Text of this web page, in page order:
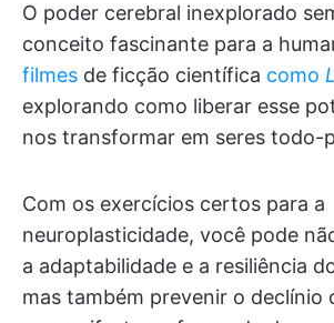
O poder cerebral inexplorado
conceito fascinante para a
filmes de ficção científica como
explorando como liberar esse
nos transformar em seres todo-
Com os exercícios certos para a
neuroplasticidade, você pode
a adaptabilidade e a resiliência
mas também prevenir o declínio